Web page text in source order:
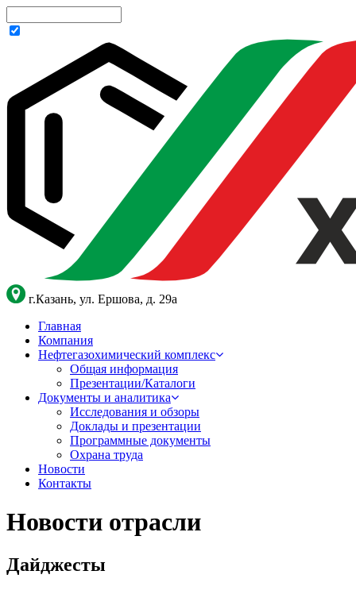
г.Казань, ул. Ершова, д. 29а
Главная
Компания
Нефтегазохимический комплекс
Общая информация
Презентации/Каталоги
Документы и аналитика
Исследования и обзоры
Доклады и презентации
Программные документы
Охрана труда
Новости
Контакты
Новости отрасли
Дайджесты